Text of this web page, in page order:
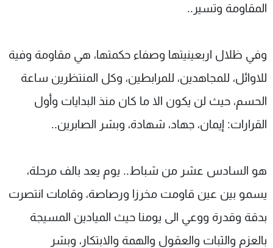
المقاومة وتسير..
وفي ظلال اربعينيتها وصفاء حكمتها، هي مقاومة وفية
للاوائل، للمجاهدين، للمرابطين، وكل المنتظرين ساعة
الحسم، حيث لن يكون الا ما كان منذ البدايات وأول
القرارات: إيمان، جهاد، شهادة، وبشر الصابرين..
هو السادس عشر من شباط.. يوم يعد بالف مرحلة،
يسمو بين عين قاومت مخرزا ورصاصة، وقامات انتصرت
بدقة وقدرة ووعي الى يومنا حيث الميادين المسيجة
بالعزم والثبات والعقول والهمة والابتكار، وبشر